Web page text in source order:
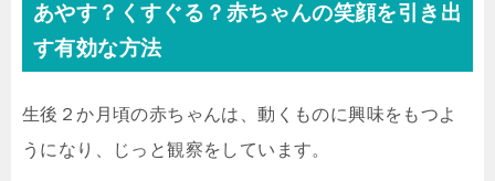
あやす？くすぐる？赤ちゃんの笑顔を引き出
す有効な方法
生後２か月頃の赤ちゃんは、動くものに興味をもつよ
うになり、じっと観察をしています。